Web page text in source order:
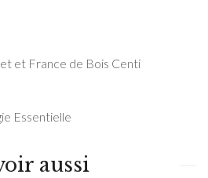
et France de Bois Centi
Essentielle
aussi